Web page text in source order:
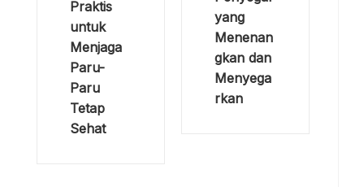
Praktis
untuk
Menjaga
Paru-
Paru
Tetap
Sehat
yang
Menenan
gkan dan
Menyega
rkan